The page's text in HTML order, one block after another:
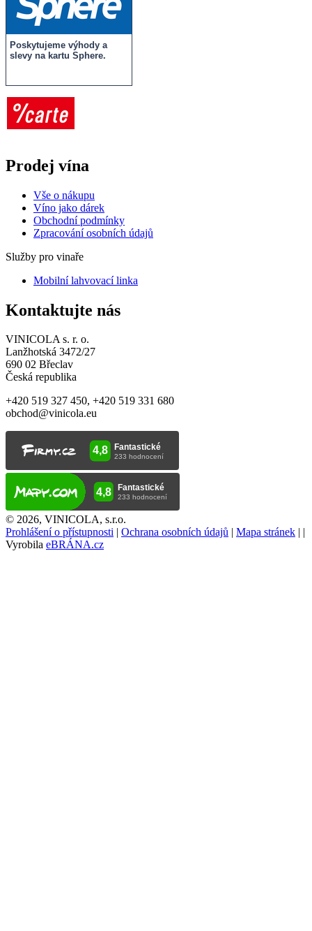
Poskytujeme výhody a
slevy na kartu Sphere.
Prodej vína
Vše o nákupu
Víno jako dárek
Obchodní podmínky
Zpracování osobních údajů
Služby pro vinaře
Mobilní lahvovací linka
Kontaktujte nás
VINICOLA s. r. o.
Lanžhotská 3472/27
690 02 Břeclav
Česká republika
+420 519 327 450, +420 519 331 680
obchod@vinicola.eu
© 2026, VINICOLA, s.r.o.
Prohlášení o přístupnosti | Ochrana osobních údajů | Mapa stránek | |
Vyrobila eBRÁNA.cz